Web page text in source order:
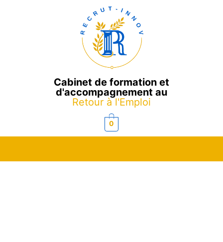
Cabinet de formation et
d'accompagnement au
Retour à l'Emploi
0